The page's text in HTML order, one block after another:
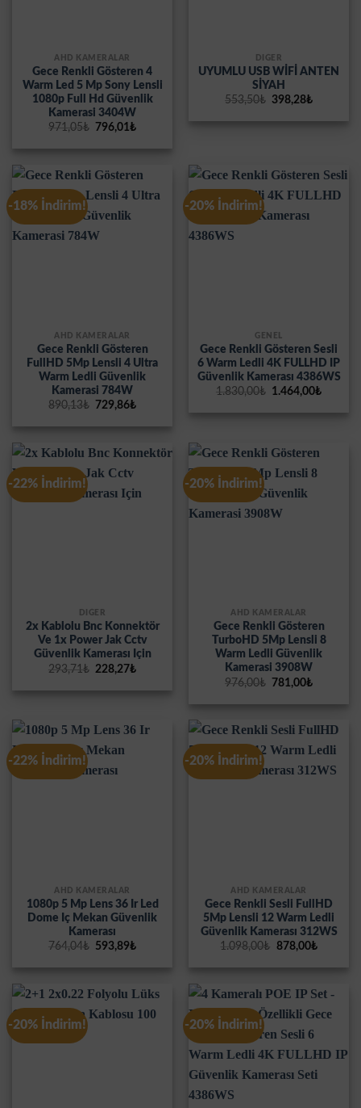
AHD KAMERALAR
Gece Renkli Gösteren 4
Warm Led 5 Mp Sony Lensli
1080p Full Hd Güvenlik
Kamerasi 3404W
971,05₺ Orijinal
971,05₺.
796,01₺Şu
fiyat:
DİĞER
UYUMLU USB WİFİ ANTEN
SİYAH
553,50₺ Orijinal
553,50₺.
398,28₺Şu
fiyat:
-18% İndirim!
AHD KAMERALAR
Gece Renkli Gösteren
FullHD 5Mp Lensli 4 Ultra
Warm Ledli Güvenlik
Kamerasi 784W
890,13₺ Orijinal
890,13₺.
729,86₺Şu
fiyat:
-20% İndirim!
GENEL
Gece Renkli Gösteren Sesli
6 Warm Ledli 4K FULLHD IP
Güvenlik Kamerası 4386WS
1.830,00₺ Orijinal
1.830,00₺.
1.464,00₺Şu
fiyat:
-22% İndirim!
DİĞER
2x Kablolu Bnc Konnektör
Ve 1x Power Jak Cctv
Güvenlik Kamerası Için
293,71₺ Orijinal
293,71₺.
228,27₺Şu
fiyat:
-20% İndirim!
AHD KAMERALAR
Gece Renkli Gösteren
TurboHD 5Mp Lensli 8
Warm Ledli Güvenlik
Kamerasi 3908W
976,00₺ Orijinal
976,00₺.
781,00₺Şu
fiyat:
-22% İndirim!
AHD KAMERALAR
1080p 5 Mp Lens 36 Ir Led
Dome Iç Mekan Güvenlik
Kamerası
764,04₺ Orijinal
764,04₺.
593,89₺Şu
fiyat:
-20% İndirim!
AHD KAMERALAR
Gece Renkli Sesli FullHD
5Mp Lensli 12 Warm Ledli
Güvenlik Kamerası 312WS
1.098,00₺ Orijinal
1.098,00₺.
878,00₺Şu
fiyat:
-20% İndirim! -20% İndirim!